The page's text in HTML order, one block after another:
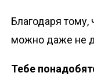
Благодаря тому,
можно даже не
Тебе